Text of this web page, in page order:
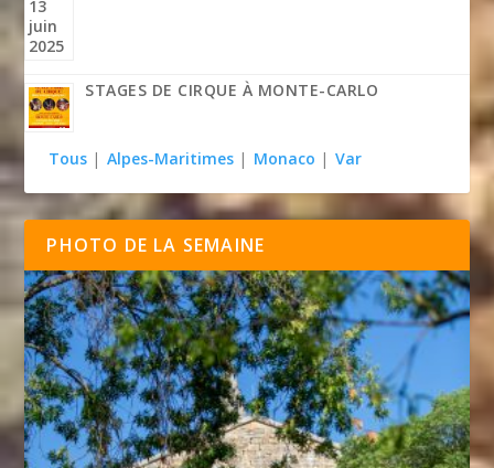
STAGES DE CIRQUE À MONTE-CARLO
Tous | Alpes-Maritimes | Monaco | Var
PHOTO DE LA SEMAINE